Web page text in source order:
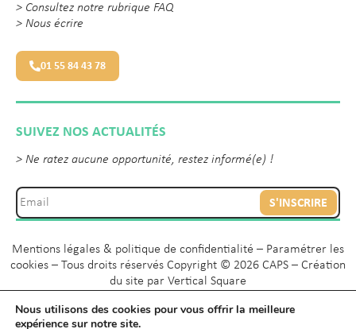
> Consultez notre rubrique FAQ
> Nous écrire
01 55 84 43 78
SUIVEZ NOS ACTUALITÉS
> Ne ratez aucune opportunité, restez informé(e) !
S'INSCRIRE
Mentions légales & politique de confidentialité – Paramétrer les
cookies – Tous droits réservés Copyright © 2026 CAPS – Création
du site par Vertical Square
Nous utilisons des cookies pour vous offrir la meilleure
expérience sur notre site.